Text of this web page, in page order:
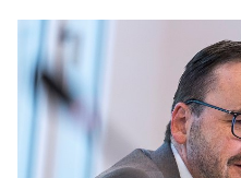
CDU
CDU Fraktion im